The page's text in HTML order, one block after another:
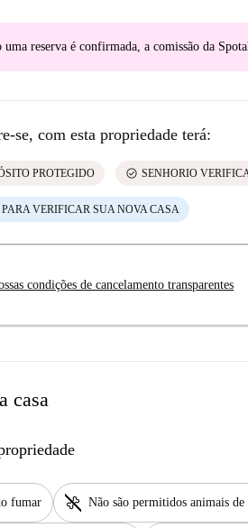
uma reserva é confirmada, a comissão da
se, com esta propriedade terá:
PROTEGIDO check_circle SENHORIO
PARA VERIFICAR SUA NOVA CASA
condições de cancelamento transparentes
casa
fumar pet_supplies Não são permitidos animais de